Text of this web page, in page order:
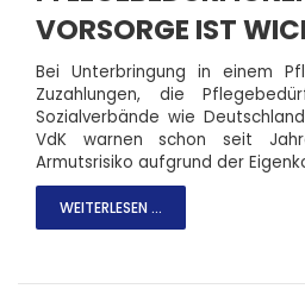
VORSORGE IST
Bei Unterbringung in einem
Zuzahlungen, die
Sozialverbände wie
VdK warnen schon seit
Armutsrisiko aufgrund der
WEITERLESEN ...